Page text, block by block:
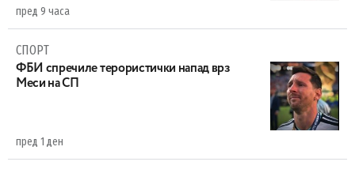
пред 9 часа
СПОРТ
ФБИ спречиле терористички напад врз
Меси на СП
пред 1 ден